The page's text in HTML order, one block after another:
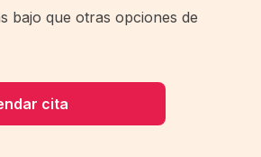
bajo que otras opciones de
cita